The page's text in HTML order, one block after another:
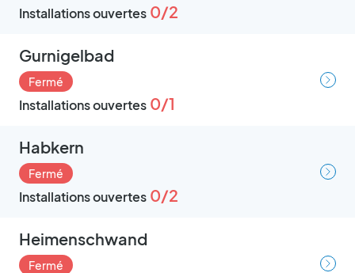
Installations ouvertes 0/2
Gurnigelbad
Fermé
Installations ouvertes 0/1
Habkern
Fermé
Installations ouvertes 0/2
Heimenschwand
Fermé